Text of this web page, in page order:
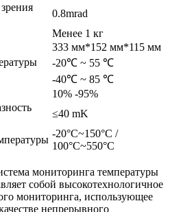
0.8mrad
Менее 1 кг
333 мм*152 мм*115 мм
-20℃ ~ 55 ℃
-40℃ ~ 85 ℃
10% -95%
≤40 mK
-20°C~150°C /
100°C~550°C
мониторинга температуры
собой высокотехнологичное
мониторинга, использующее
непрерывного